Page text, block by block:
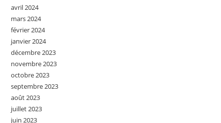
avril 2024
mars 2024
février 2024
janvier 2024
décembre 2023
novembre 2023
octobre 2023
septembre 2023
août 2023
juillet 2023
juin 2023